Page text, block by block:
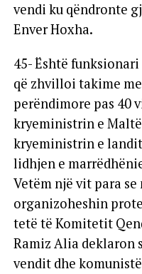
vendi ku qëndronte
Enver Hoxha.
45- Është
që zhvilloi takime
perëndimore pas 40
kryeministrin e
kryeministrin e
lidhjen e
Vetëm një vit para
organizoheshin
tetë të Komitetit
Ramiz Alia deklaron
vendit dhe